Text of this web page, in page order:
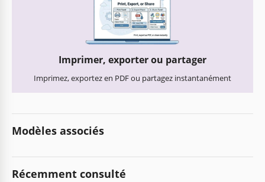
Imprimer, exporter ou partager
Imprimez, exportez en PDF ou partagez instantanément
Modèles associés
Récemment consulté